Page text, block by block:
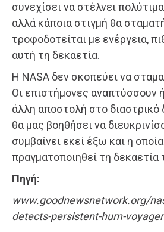
συνεχίσει να στέλνει
αλλά κάποια στιγμή θα
τροφοδοτείται με ενέργεια,
αυτή τη δεκαετία.
Η NASA δεν σκοπεύει να
Οι επιστήμονες αναπτύσσουν
άλλη αποστολή στο διαστρικό
θα μας βοηθήσει να
συμβαίνει εκεί έξω και η
πραγματοποιηθεί τη δεκαετία
Πηγή:
www.goodnewsnetwork.org/
detects-persistent-hum-